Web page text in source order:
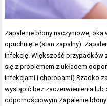
Zapalenie błony naczyniowej
opuchnięte (stan zapalny).
infekcję. Większość przypadków
się z problemem z układem
infekcjami i chorobami).Rzadko
wystąpić bez zaczerwienienia lub
odpornościowym Zapalenie